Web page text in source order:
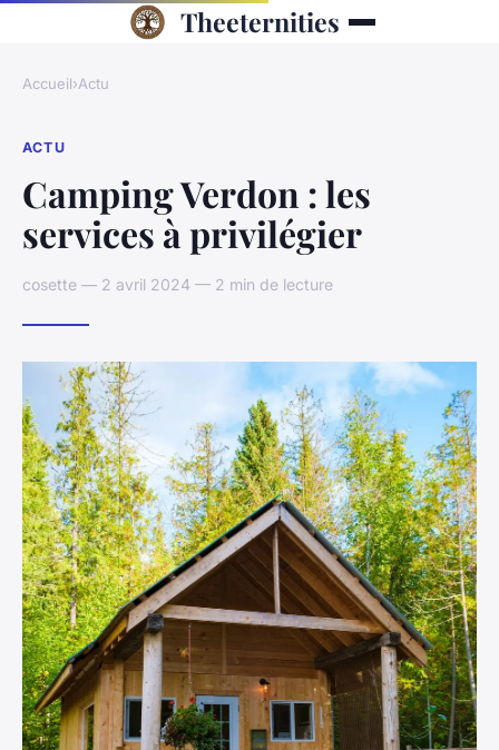
Theeternities
Accueil›Actu
ACTU
Camping Verdon : les
services à privilégier
cosette — 2 avril 2024 — 2 min de lecture